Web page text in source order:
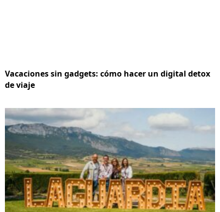
Vacaciones sin gadgets: cómo hacer un digital detox
de viaje